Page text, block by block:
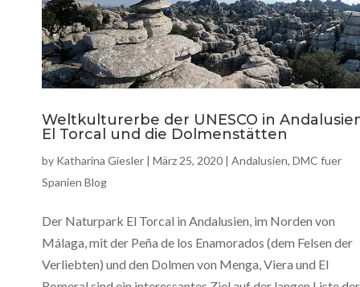
Weltkulturerbe der UNESCO in
El Torcal und die Dolmenstätten
by Katharina Giesler | März 25, 2020 | Andalusien, DMC fuer
Spanien Blog
Der Naturpark El Torcal in Andalusien, im Norden von
Málaga, mit der Peña de los Enamorados (dem Felsen der
Verliebten) und den Dolmen von Menga, Viera und El